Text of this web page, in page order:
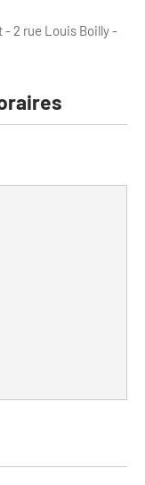
- 2 rue Louis Boilly -